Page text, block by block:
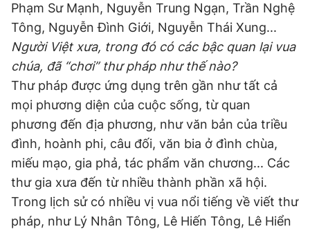
Phạm Sư Mạnh, Nguyễn Trung Ngạn, Trần Nghệ
Tông, Nguyễn Đình Giới, Nguyễn Thái Xung...
Người Việt xưa, trong đó có các bậc quan lại vua
chúa, đã “chơi” thư pháp như thế nào?
Thư pháp được ứng dụng trên gần như tất cả
mọi phương diện của cuộc sống, từ quan
phương đến địa phương, như văn bản của triều
đình, hoành phi, câu đối, văn bia ở đình chùa,
miếu mạo, gia phả, tác phẩm văn chương... Các
thư gia xưa đến từ nhiều thành phần xã hội.
Trong lịch sử có nhiều vị vua nổi tiếng về viết thư
pháp, như Lý Nhân Tông, Lê Hiến Tông, Lê Hiển